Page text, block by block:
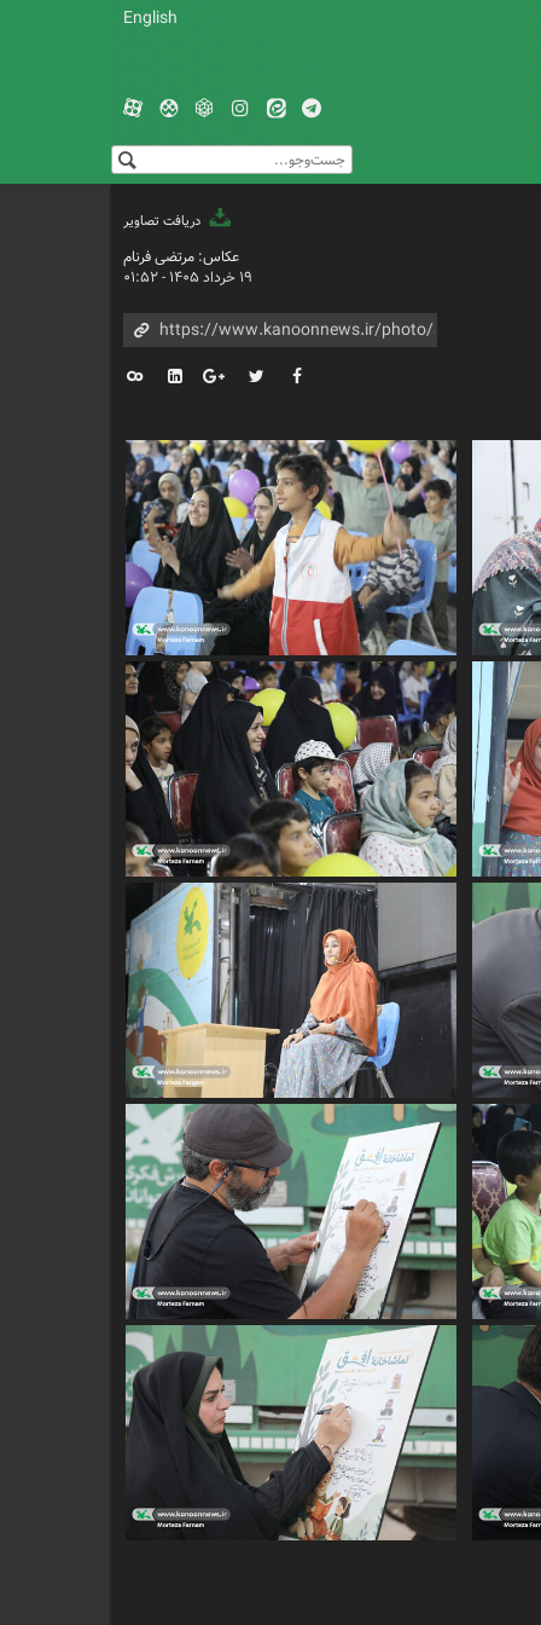
English
دریافت تصاویر
عکاس: مرتضی فرنام
۱۹ خرداد ۱۴۰۵ - ۰۱:۵۲